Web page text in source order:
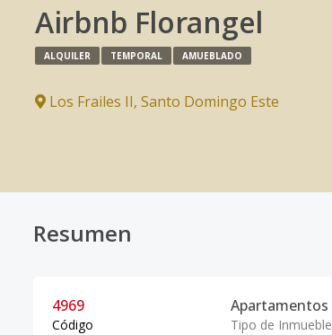
Airbnb Florangel
ALQUILER TEMPORAL AMUEBLADO
Los Frailes II, Santo Domingo Este
Resumen
4969
Código
Apartamentos
Tipo de Inmueble